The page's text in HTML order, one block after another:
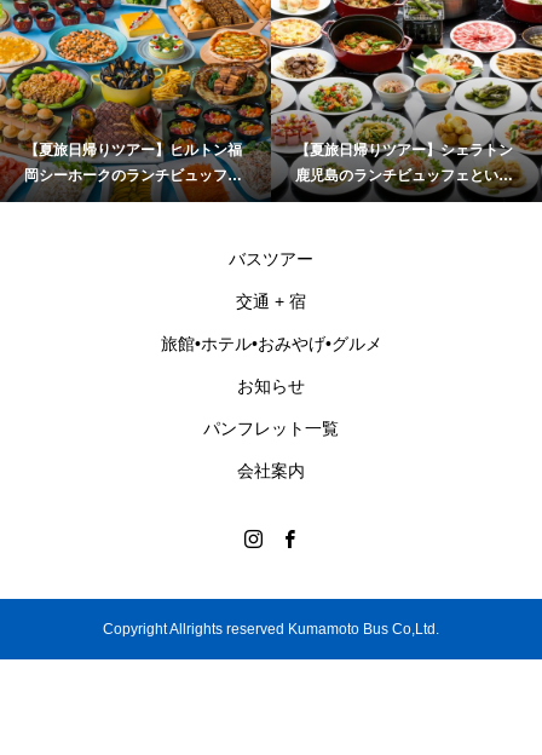
【夏旅日帰りツアー】ヒルトン福
岡シーホークのランチビュッフェ
とチームラボフォレスト福岡
【夏旅日帰りツアー】シェラトン
鹿児島のランチビュッフェといお
ワールドかごしま水族館
バスツアー
交通 + 宿
旅館•ホテル•おみやげ•グルメ
お知らせ
パンフレット一覧
会社案内
Copyright Allrights reserved Kumamoto Bus Co,Ltd.